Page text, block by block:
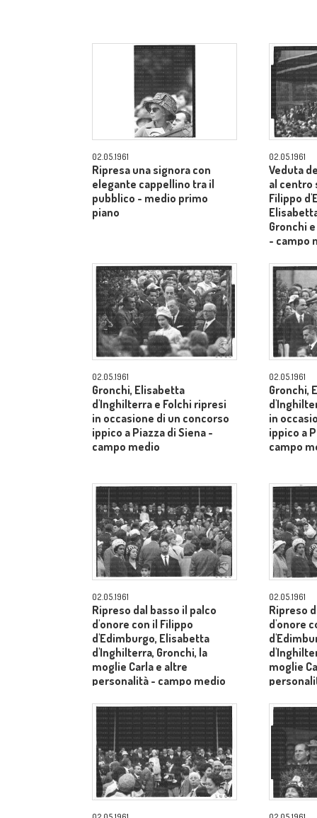
02.05.1961
Ripresa una signora con
elegante cappellino tra il
pubblico - medio primo
piano
02.05.1961
Veduta
al centro
Filippo
Gronchi
- campo
02.05.1961
Gronchi, Elisabetta
d'Inghilterra e Folchi ripresi
in occasione di un concorso
ippico a Piazza di Siena -
campo medio
02.05.1961
Gronchi,
in
ippico a
campo
02.05.1961
Ripreso dal basso il palco
d'onore con il Filippo
d'Edimburgo, Elisabetta
d'Inghilterra, Gronchi, la
moglie Carla e altre
personalità - campo medio
02.05.1961
Ripreso
d'onore
moglie